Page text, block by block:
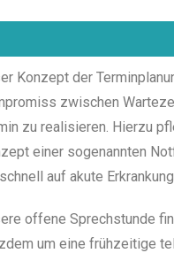
Konzept der
zwischen
zu realisieren. Hierzu
einer sogenannten
auf akute
offene Sprechstunde
um eine frühzeitige